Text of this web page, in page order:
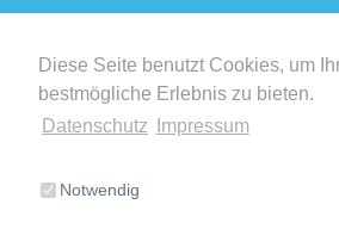
Diese Seite benutzt Cookies, um
bestmögliche Erlebnis zu bieten.
Datenschutz
Impressum
Notwendig
Versandkosten / Lieferzeiten
Widerrufsbelehrung
Retoure